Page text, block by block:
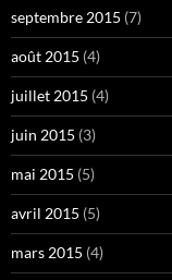
septembre 2015 (7)
août 2015 (4)
juillet 2015 (4)
juin 2015 (3)
mai 2015 (5)
avril 2015 (5)
mars 2015 (4)